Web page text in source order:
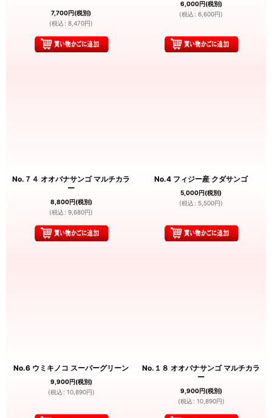
7,700円(税別)
(税込 : 8,470円)
6,000円(税別)
(税込 : 6,600円)
No.７４ オオバナサンゴ マルチカラ
ー
8,800円(税別)
(税込 : 9,680円)
No.4 フィジー産 クダサンゴ
5,000円(税別)
(税込 : 5,500円)
No.6 ウミキノコ スーパーグリーン
9,900円(税別)
(税込 : 10,890円)
No.１８ オオバナサンゴ マルチカラ
ー
9,900円(税別)
(税込 : 10,890円)